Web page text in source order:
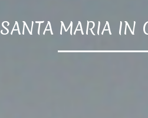
SANTA MARIA IN